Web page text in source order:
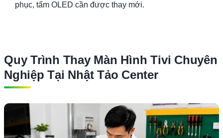
phục, tấm OLED cần được thay mới.
Quy Trình Thay Màn Hình Tivi Chuyên
Nghiệp Tại Nhật Tảo Center